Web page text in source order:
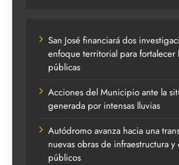
San José financiará dos
enfoque territorial para fortalecer
públicas
Acciones del Municipio ante la
generada por intensas lluvias
Autódromo avanza hacia una
nuevas obras de infraestructura y
públicos